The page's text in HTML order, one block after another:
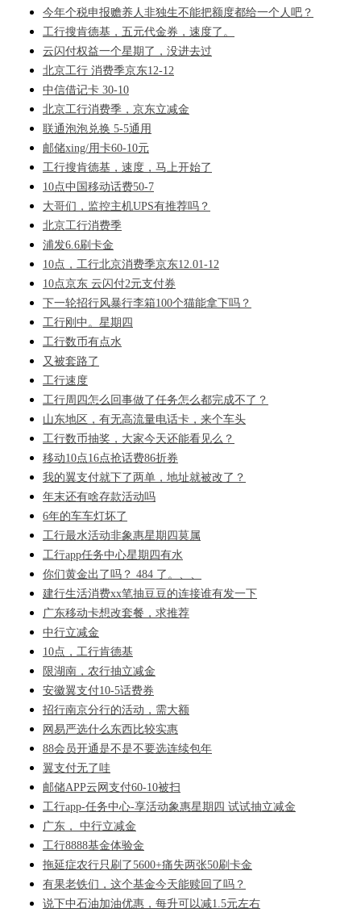
今年个税申报赡养人非独生不能把额度都给一个人吧？
工行搜肯德基，五元代金券，速度了。
云闪付权益一个星期了，没进去过
北京工行 消费季京东12-12
中信借记卡 30-10
北京工行消费季，京东立减金
联通泡泡兑换 5-5通用
邮储xing/用卡60-10元
工行搜肯德基，速度，马上开始了
10点中国移动话费50-7
大哥们，监控主机UPS有推荐吗？
北京工行消费季
浦发6.6刷卡金
10点，工行北京消费季京东12.01-12
10点京东 云闪付2元支付券
下一轮招行风暴行李箱100个猫能拿下吗？
工行刚中。星期四
工行数币有点水
又被套路了
工行速度
工行周四怎么回事做了任务怎么都完成不了？
山东地区，有无高流量电话卡，来个车头
工行数币抽奖，大家今天还能看见么？
移动10点16点抢话费86折券
我的翼支付就下了两单，地址就被改了？
年末还有啥存款活动吗
6年的车车灯坏了
工行最水活动非象惠星期四莫属
工行app任务中心星期四有水
你们黄金出了吗？ 484 了。、、
建行生活消费xx笔抽豆豆的连接谁有发一下
广东移动卡想改套餐，求推荐
中行立减金
10点，工行肯德基
限湖南，农行抽立减金
安徽翼支付10-5话费券
招行南京分行的活动，需大额
网易严选什么东西比较实惠
88会员开通是不是不要选连续包年
翼支付无了哇
邮储APP云网支付60-10被扫
工行app-任务中心-享活动象惠星期四 试试抽立减金
广东， 中行立减金
工行8888基金体验金
拖延症农行只刷了5600+痛失两张50刷卡金
有果老铁们，这个基金今天能赎回了吗？
说下中石油加油优惠，每升可以减1.5元左右